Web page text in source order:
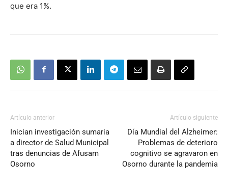
que era 1%.
Artículo anterior
Inician investigación sumaria
a director de Salud Municipal
tras denuncias de Afusam
Osorno
Artículo siguiente
Día Mundial del Alzheimer:
Problemas de deterioro
cognitivo se agravaron en
Osorno durante la pandemia